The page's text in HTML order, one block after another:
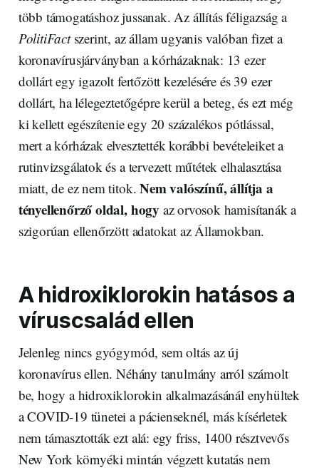
több támogatáshoz jussanak. Az állítás féligazság a
PolitiFactszerint, az állam ugyanis valóban fizet a
koronavírusjárványban a kórházaknak: 13 ezer
dollárt egy igazolt fertőzött kezelésére és 39 ezer
dollárt, ha lélegeztetőgépre kerül a beteg, és ezt még
ki kellett egészítenie egy 20 százalékos pótlással,
mert a kórházak elvesztették korábbi bevételeiket a
rutinvizsgálatok és a tervezett műtétek elhalasztása
miatt, de ez nem titok.Nem valószínű, állítja a
tényellenőrző oldal, hogy az orvosok hamisítanák a
szigorúan ellenőrzött adatokat az Államokban.
A hidroxiklorokin hatásos a
víruscsalád ellen
Jelenleg nincs gyógymód, sem oltás az új
koronavírus ellen. Néhány tanulmány arról számolt
be, hogy a hidroxiklorokin alkalmazásánál enyhültek
a COVID-19 tünetei a pácienseknél, más kísérletek
nem támasztották ezt alá: egy friss, 1400 résztvevős
New York környéki mintán végzett kutatás nem